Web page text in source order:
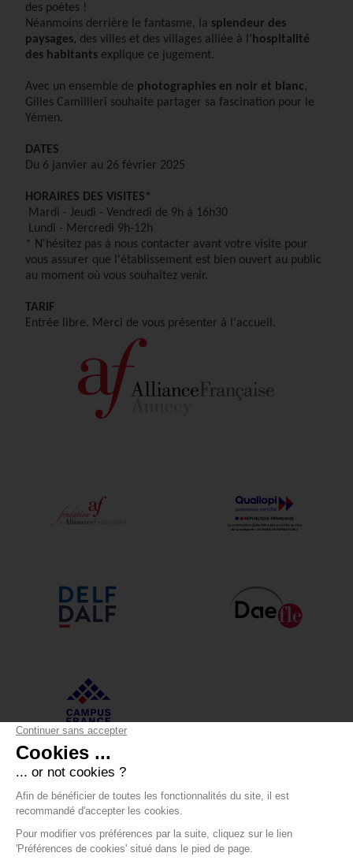
des poètes !
Néanmoins derrière le fantasme, la splendeur des
paysages, des villes et des villages alliée à l’ hospitalité
des habitants explique ce jugement.
Avec un ensemble de photographies en noir et blanc,
Gilles Camillieri souhaite partager sa fascination pour le
Yémen.
DATES
Du 6 janvier au 26 février 2025
HORAIRES DES VISITES*
Mardi - Jeudi - Vendredi de 9h à 16h30
Lundi - Mercredi 9h-12h
* N'hésitez pas à nous contacter avant votre visite pour
vous assurer que l'établissement est bien ouvert au public
au moment où vous souhaitez venir.
TARIF
Entrée libre. Merci de vous présenter à l'accueil.
12 boulevard du Lycée - 74000 Annecy